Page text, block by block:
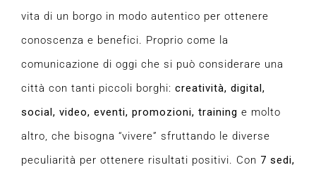
vita di un borgo in modo autentico per ottenere
conoscenza e benefici. Proprio come la
comunicazione di oggi che si può considerare una
città con tanti piccoli borghi: creatività, digital,
social, video, eventi, promozioni, training e molto
altro, che bisogna “vivere” sfruttando le diverse
peculiarità per ottenere risultati positivi. Con 7 sedi,